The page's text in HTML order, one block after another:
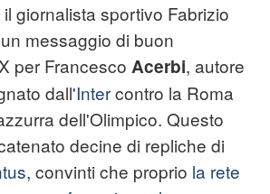
giornalista sportivo Fabrizio
messaggio di buon
per Francesco Acerbi, autore
dall'Intercontro la Roma
dell'Olimpico. Questo
decine di repliche di
, convinti che proprio la rete